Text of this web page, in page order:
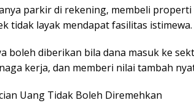
parkir di rekening, membeli
tidak layak mendapat fasilitas istimewa.
boleh diberikan bila dana masuk ke
kerja, dan memberi nilai tambah
Uang Tidak Boleh Diremehkan